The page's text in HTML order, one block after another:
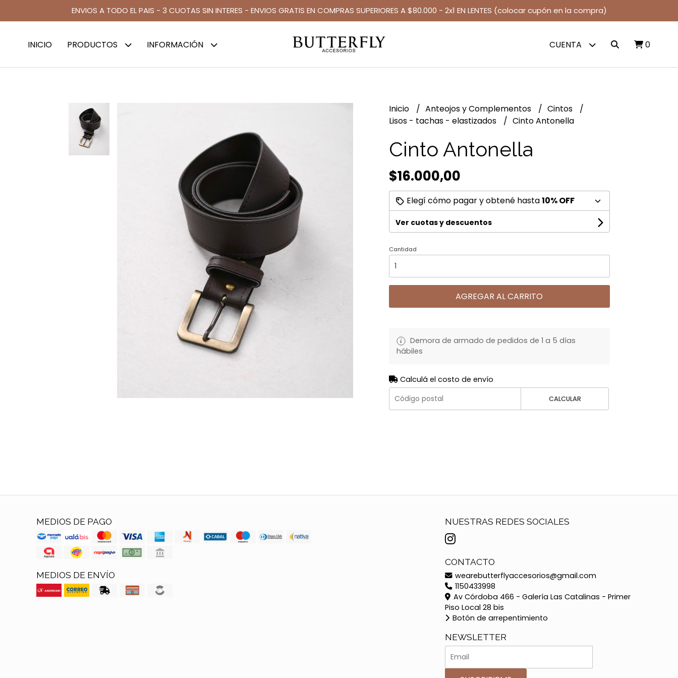
ENVIOS A TODO EL PAIS - 3 CUOTAS SIN INTERES - ENVIOS GRATIS EN COMPRAS SUPERIORES A $80.000 - 2x1 EN LENTES (colocar cupón en la compra)
INICIO PRODUCTOS INFORMACIÓN CUENTA 0
Inicio Anteojos y Complementos
Cintos
Lisos - tachas - elastizados
Cinto Antonella
Cinto Antonella
$16.000,00
Elegí cómo pagar y obtené hasta10% OFF
Ver cuotas y descuentos
Cantidad
AGREGAR AL CARRITO
Demora de armado de pedidos de 1 a 5 días
hábiles
Calculá el costo de envío
CALCULAR
MEDIOS DE PAGO
MEDIOS DE ENVÍO
NUESTRAS REDES SOCIALES
CONTACTO
wearebutterflyaccesorios@gmail.com
1150433998
Av Córdoba 466 - Galería Las Catalinas - Primer
Piso Local 28 bis
Botón de arrepentimiento
NEWSLETTER